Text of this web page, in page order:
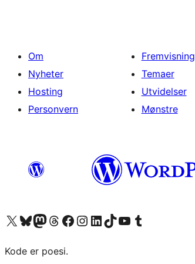
Om
Nyheter
Hosting
Personvern
Fremvisning
Temaer
Utvidelser
Mønstre
Besøk vår konto på X Visit our Bluesky account
Besøk vår Mastodon-konto
Visit our Threads account
Besøk vår Facebook-sideBesøk vår Instagram-konto
Besøk vår LinkedIn-konto
Visit our TikTok account
Visit our YouTube channel
Visit our Tumblr account
Kode er poesi.